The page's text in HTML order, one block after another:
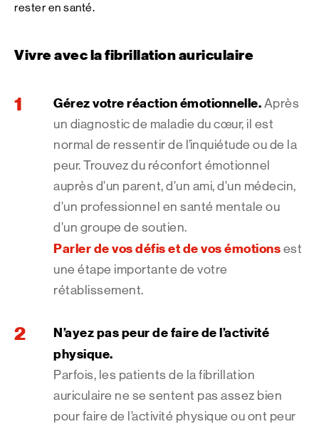
rester en santé.
Vivre avec la fibrillation auriculaire
Gérez votre réaction émotionnelle. Après
un diagnostic de maladie du cœur, il est
normal de ressentir de l’inquiétude ou de la
peur. Trouvez du réconfort émotionnel
auprès d’un parent, d’un ami, d’un médecin,
d’un professionnel en santé mentale ou
d’un groupe de soutien.
Parler de vos défis et de vos émotions est
une étape importante de votre
rétablissement.
N’ayez pas peur de faire de l’activité
physique.
Parfois, les patients de la fibrillation
auriculaire ne se sentent pas assez bien
pour faire de l’activité physique ou ont peur